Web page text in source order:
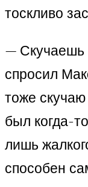
тоскливо
— Скучаешь
спросил
тоже
был когда-
лишь
способен